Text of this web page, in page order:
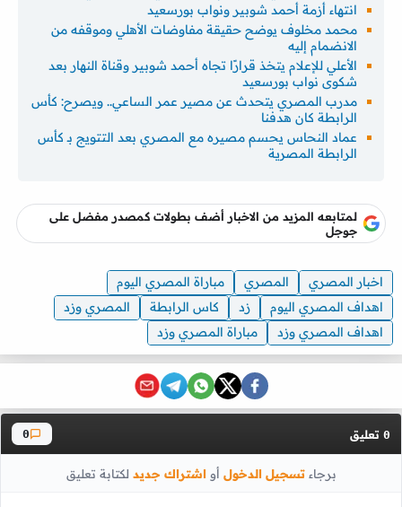
انتهاء أزمة أحمد شوبير ونواب بورسعيد
محمد مخلوف يوضح حقيقة مفاوضات الأهلي وموقفه من
الانضمام إليه
الأعلي للإعلام يتخذ قرارًا تجاه أحمد شوبير وقناة النهار بعد
شكوى نواب بورسعيد
مدرب المصري يتحدث عن مصير عمر الساعي.. ويصرح: كأس
الرابطة كان هدفنا
عماد النحاس يحسم مصيره مع المصري بعد التتويج بـ كأس
الرابطة المصرية
لمتابعه المزيد من الاخبار أضف بطولات كمصدر مفضل على
جوجل
اخبار المصري المصري
مباراة المصري اليوم
اهداف المصري اليوم
زد كاس الرابطة
المصري وزد
اهداف المصري وزد
مباراة المصري وزد
0 تعليق 0
برجاءتسجيل الدخول أواشتراك جديد لكتابة تعليق